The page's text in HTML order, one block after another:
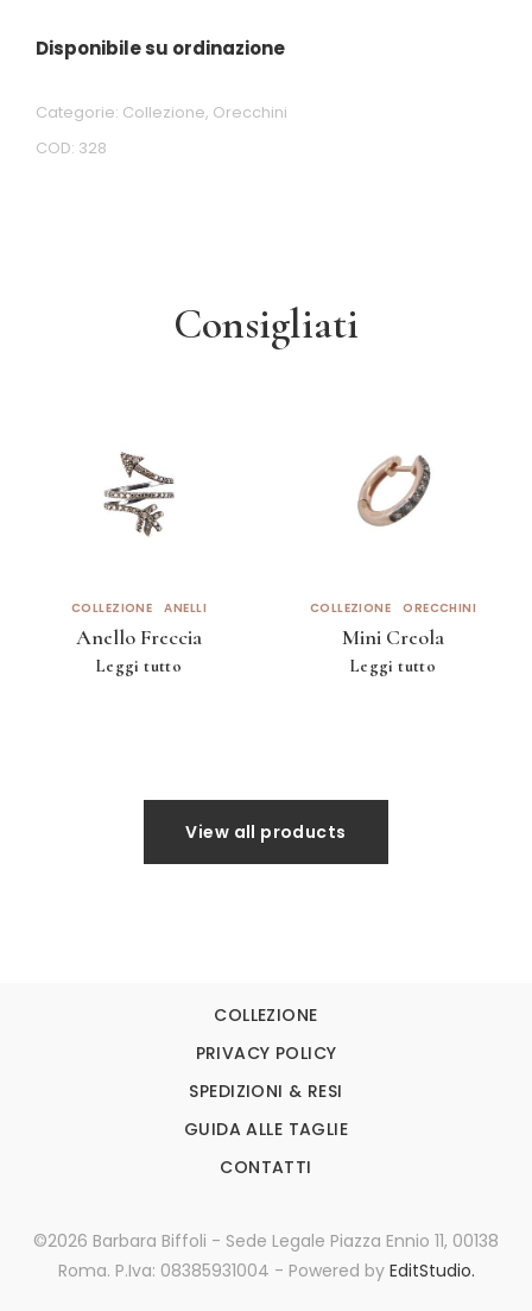
Disponibile su ordinazione
COD: 328
Categorie: Collezione, Orecchini
Consigliati
COLLEZIONE ANELLI
Anello Freccia
Leggi tutto
COLLEZIONE ORECCHINI
Mini Creola
Leggi tutto
View all products
COLLEZIONE
PRIVACY POLICY
SPEDIZIONI & RESI
GUIDA ALLE TAGLIE
CONTATTI
©2026 Barbara Biffoli - Sede Legale Piazza Ennio 11, 00138
Roma. P.Iva: 08385931004 - Powered by EditStudio.